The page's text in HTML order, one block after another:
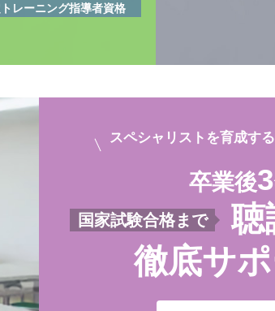
レーニング指導者資格
スペシャリストを育成する
卒業後3
国家試験合格まで
聴
徹底サポ